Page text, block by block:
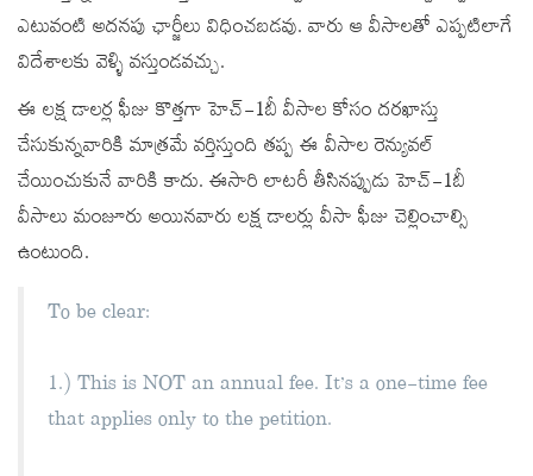
ఎటువంటి అదనపు ఛార్జీలు విధించబడవు. వారు ఆ వీసాలతో ఎప్పటిలాగే
విదేశాలకు వెళ్ళి వస్తుండవచ్చు.
ఈ లక్ష డాలర్ల ఫీజు కొత్తగా హెచ్-1బీ వీసాల కోసం దరఖాస్తు
చేసుకున్నవారికి మాత్రమే వర్తిస్తుంది తప్ప ఈ వీసాల రెన్యువల్
చేయించుకునే వారికి కాదు. ఈసారి లాటరీ తీసినప్పుడు హెచ్-1బీ
వీసాలు మంజూరు అయినవారు లక్ష డాలర్లు వీసా ఫీజు చెల్లించాల్సి
ఉంటుంది.
To be clear:
1.) This is NOT an annual fee. It’s a one-time fee
that applies only to the petition.